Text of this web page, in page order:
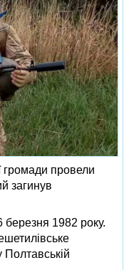
громади провели
загинув
1982 року.